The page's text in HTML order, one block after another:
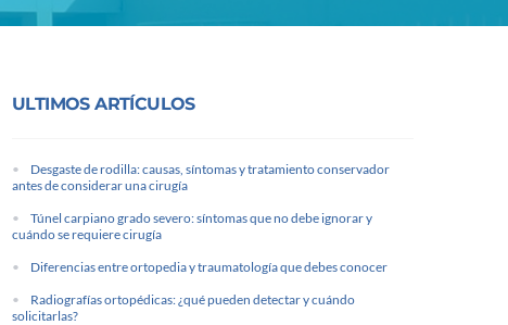
ULTIMOS ARTÍCULOS
Desgaste de rodilla: causas, síntomas y tratamiento conservador
antes de considerar una cirugía
Túnel carpiano grado severo: síntomas que no debe ignorar y
cuándo se requiere cirugía
Diferencias entre ortopedia y traumatología que debes conocer
Radiografías ortopédicas: ¿qué pueden detectar y cuándo
solicitarlas?